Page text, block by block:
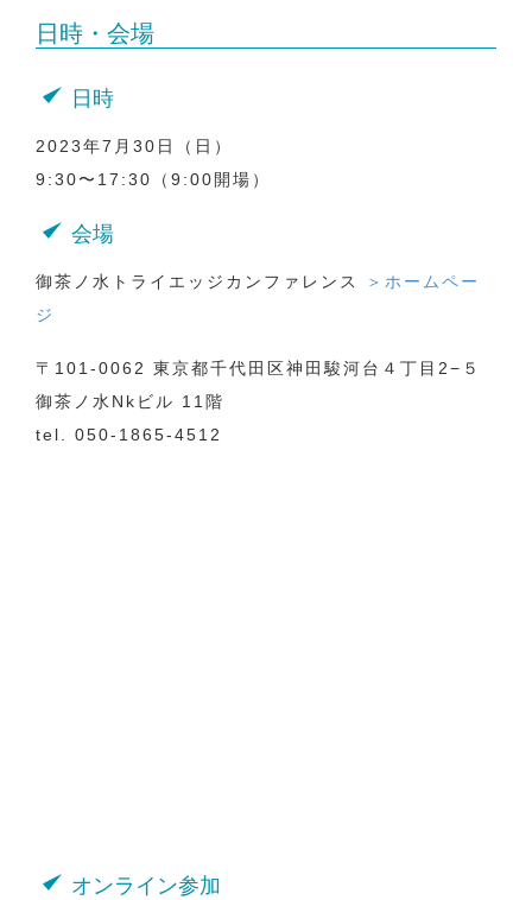
日時・会場
日時
2023年7月30日（日）
9:30〜17:30（9:00開場）
会場
御茶ノ水トライエッジカンファレンス
＞ホームペー
ジ
〒101-0062 東京都千代田区神田駿河台４丁目2−５
御茶ノ水Nkビル 11階
tel. 050-1865-4512
オンライン参加